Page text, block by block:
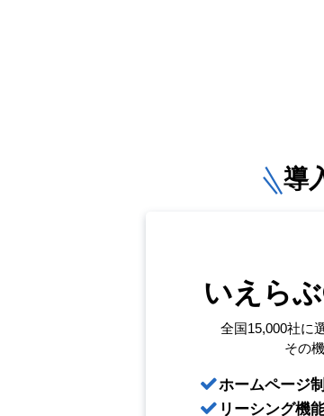
導
いえら
全国15,000社に
その
ホームページ
リーシング機